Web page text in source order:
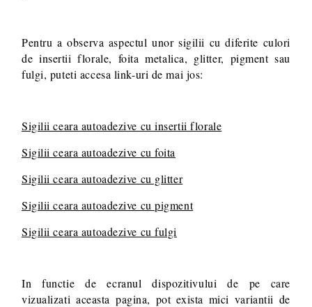
Pentru a observa aspectul unor sigilii cu diferite culori
de insertii florale, foita metalica, glitter, pigment sau
fulgi, puteti accesa link-uri de mai jos:
Sigilii ceara autoadezive cu insertii florale
Sigilii ceara autoadezive cu foita
Sigilii ceara autoadezive cu glitter
Sigilii ceara autoadezive cu pigment
Sigilii ceara autoadezive cu fulgi
In functie de ecranul dispozitivului de pe care
vizualizati aceasta pagina, pot exista mici variantii de